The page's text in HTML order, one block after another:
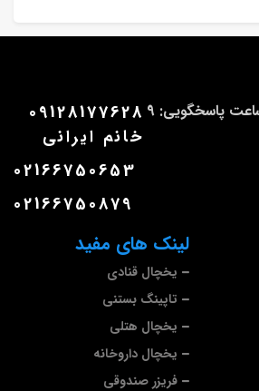
لینک های مفید
یخچال قنادی
تاپینگ بستنی
یخچال هتلی
یخچال داروخانه
فریزر صندوقی
کارشناس فروش: ساعت پاسخگویی: 9 09128177628
خانم ایرانی
02166750653
02166750879